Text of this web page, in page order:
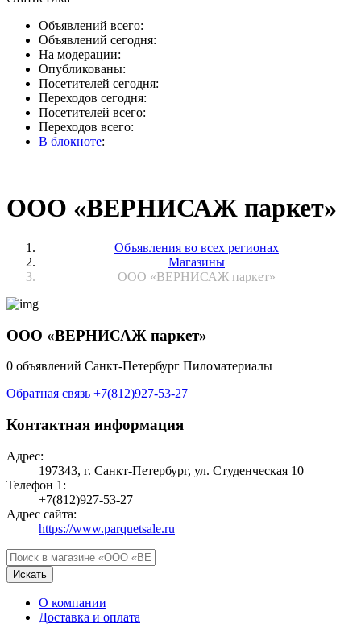
Объявлений всего:
Объявлений сегодня:
На модерации:
Опубликованы:
Посетителей сегодня:
Переходов сегодня:
Посетителей всего:
Переходов всего:
В блокноте:
ООО «ВЕРНИСАЖ паркет»
Объявления во всех регионах
Магазины
ООО «ВЕРНИСАЖ паркет»
ООО «ВЕРНИСАЖ паркет»
0 объявлений Санкт-Петербург Пиломатериалы
Обратная связь +7(812)927-53-27
Контактная информация
Адрес:
197343, г. Санкт-Петербург, ул. Студенческая 10
Телефон 1:
+7(812)927-53-27
Адрес сайта:
https://www.parquetsale.ru
Искать
О компании
Доставка и оплата